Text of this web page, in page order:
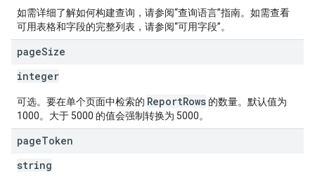
如需详细了解如何构建查询，请参阅“查询语言”指南。如需查看
可用表格和字段的完整列表，请参阅“可用字段”。
pageSize
integer
可选。要在单个页面中检索的 ReportRows 的数量。默认值为
1000。大于 5000 的值会强制转换为 5000。
pageToken
string